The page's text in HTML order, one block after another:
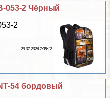
053-2 Чёрный
2
29 07 2026 7:35:12
54 бордовый